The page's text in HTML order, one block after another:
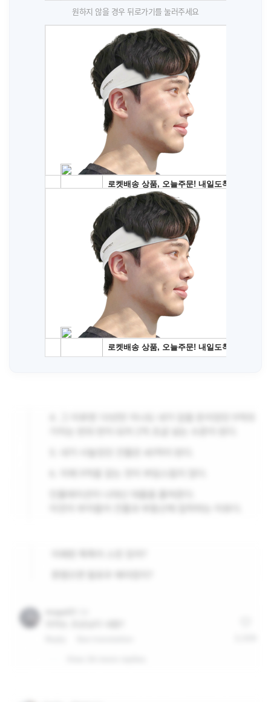
원하지 않을 경우 뒤로가기를 눌러주세요